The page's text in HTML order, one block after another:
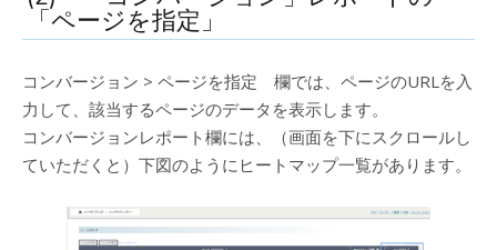
「ページを指定」
コンバージョン > ページを指定 欄では、ページのURLを入
力して、該当するページのデータを表示します。
コンバージョンレポート欄には、（画面を下にスクロールし
ていただくと）下図のようにヒートマップ一覧があります。